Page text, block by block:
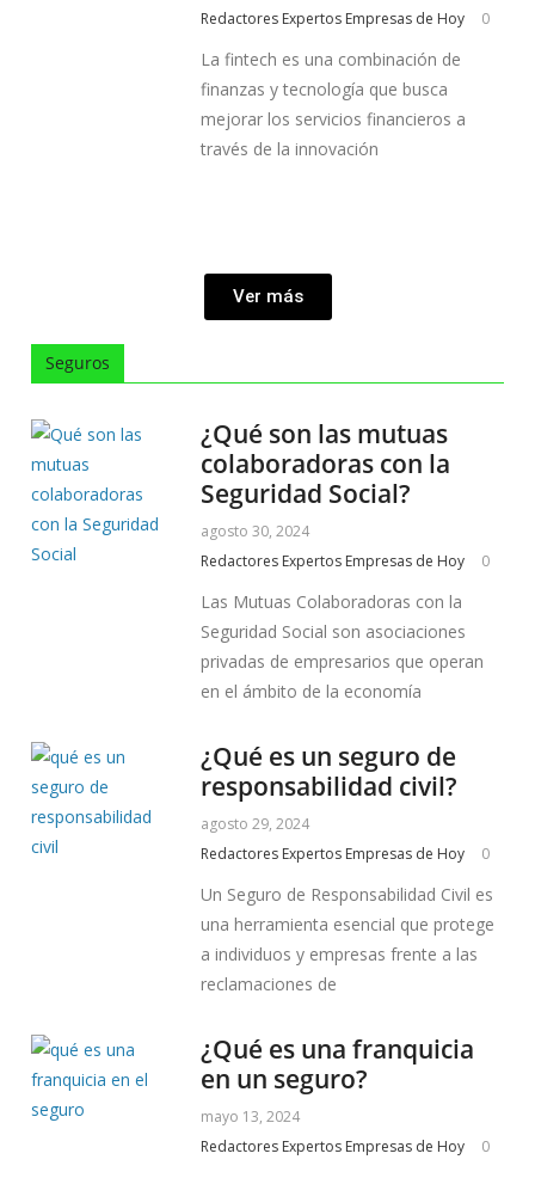
Redactores Expertos Empresas de Hoy
0
La fintech es una combinación de
finanzas y tecnología que busca
mejorar los servicios financieros a
través de la innovación
Ver más
Seguros
¿Qué son las mutuas
colaboradoras con la
Seguridad Social?
agosto 30, 2024
Redactores Expertos Empresas de Hoy
0
Las Mutuas Colaboradoras con la
Seguridad Social son asociaciones
privadas de empresarios que operan
en el ámbito de la economía
¿Qué es un seguro de
responsabilidad civil?
agosto 29, 2024
Redactores Expertos Empresas de Hoy
0
Un Seguro de Responsabilidad Civil es
una herramienta esencial que protege
a individuos y empresas frente a las
reclamaciones de
¿Qué es una franquicia
en un seguro?
mayo 13, 2024
Redactores Expertos Empresas de Hoy
0